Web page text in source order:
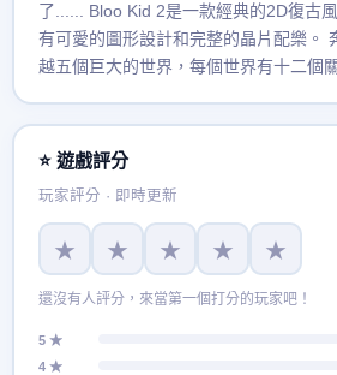
了...... Bloo Kid 2是一款經典的2D復古風格平台遊戲體驗，具
有可愛的圖形設計和完整的晶片配樂。
越五個巨大的世界，每個世界有十二個
⭐ 遊戲評分
玩家評分 · 即時更新
★ ★ ★ ★ ★
還沒有人評分，來當第一個打分的玩家吧！
5 ★
4 ★